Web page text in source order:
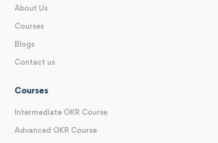
About Us
Courses
Blogs
Contact us
Courses
Intermediate OKR Course
Advanced OKR Course